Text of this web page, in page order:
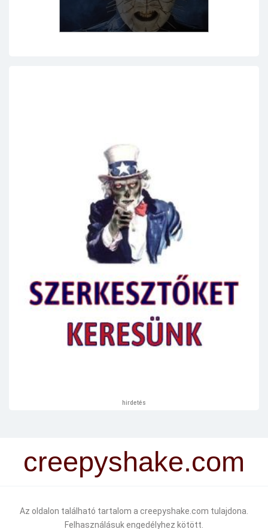
hirdetés
creepyshake.com
Az oldalon található tartalom a creepyshake.com tulajdona.
Felhasználásuk engedélyhez kötött.